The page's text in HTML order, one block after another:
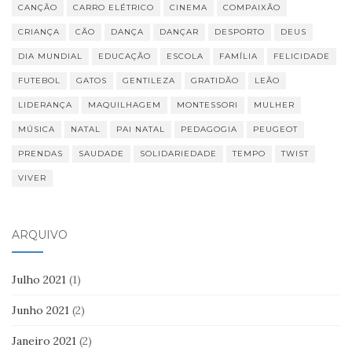
CANÇÃO CARRO ELÉTRICO CINEMA COMPAIXÃO
CRIANÇA CÃO DANÇA DANÇAR DESPORTO DEUS
DIA MUNDIAL EDUCAÇÃO ESCOLA FAMÍLIA FELICIDADE
FUTEBOL GATOS GENTILEZA GRATIDÃO LEÃO
LIDERANÇA MAQUILHAGEM MONTESSORI MULHER
MÚSICA NATAL PAI NATAL PEDAGOGIA PEUGEOT
PRENDAS SAUDADE SOLIDARIEDADE TEMPO TWIST
VIVER
ARQUIVO
Julho 2021 (1)
Junho 2021 (2)
Janeiro 2021 (2)